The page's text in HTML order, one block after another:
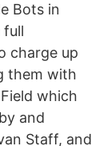
Bots in
full
charge up
them with
which
and
Staff, and